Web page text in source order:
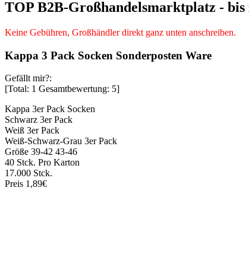
TOP B2B-Großhandelsmarktplatz -
Keine Gebühren, Großhändler direkt ganz unten anschreiben.
Kappa 3 Pack Socken Sonderposten Ware
Gefällt mir?:
[Total: 1 Gesamtbewertung: 5]
Kappa 3er Pack Socken
Schwarz 3er Pack
Weiß 3er Pack
Weiß-Schwarz-Grau 3er Pack
Größe 39-42 43-46
40 Stck. Pro Karton
17.000 Stck.
Preis 1,89€